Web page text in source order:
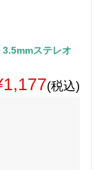
ステレオ
(税込)